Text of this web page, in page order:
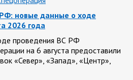
новые данные о ходе
2026 года
проведения ВС РФ
на 6 августа предоставили
«Север», «Запад», «Центр»,